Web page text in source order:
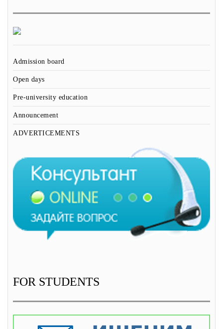
Admission board
Open days
Pre-university education
Announcement
ADVERTICEMENTS
FOR STUDENTS